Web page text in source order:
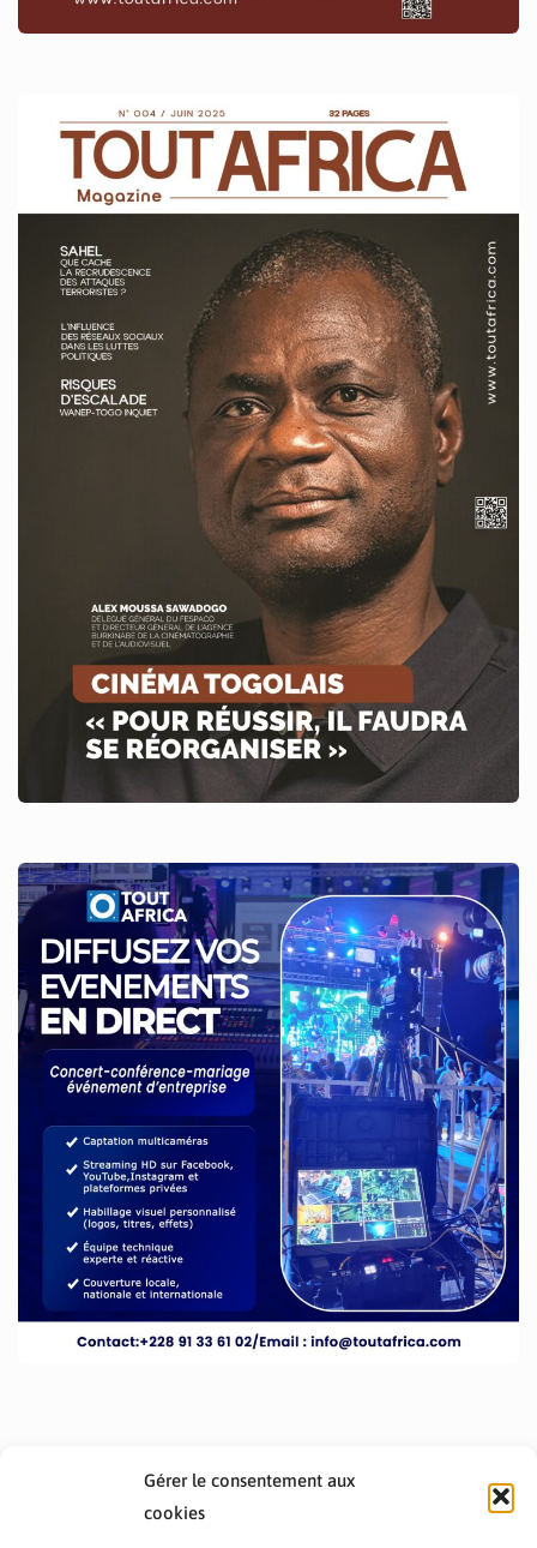
Gérer le consentement aux
cookies